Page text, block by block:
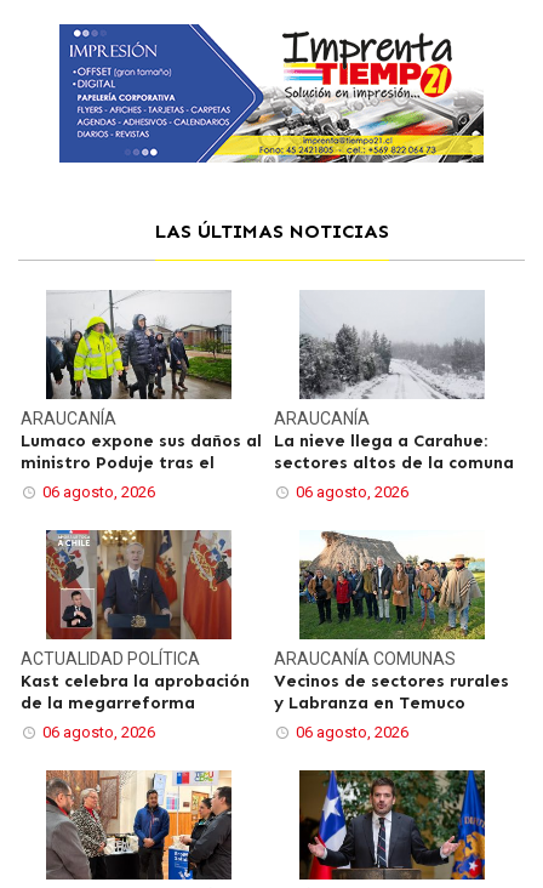
LAS ÚLTIMAS NOTICIAS
ARAUCANÍA
Lumaco expone sus daños al
ministro Poduje tras el
06 agosto, 2026
ARAUCANÍA
La nieve llega a Carahue:
sectores altos de la comuna
06 agosto, 2026
ACTUALIDAD POLÍTICA
Kast celebra la aprobación
de la megarreforma
06 agosto, 2026
ARAUCANÍACOMUNAS
Vecinos de sectores rurales
y Labranza en Temuco
06 agosto, 2026